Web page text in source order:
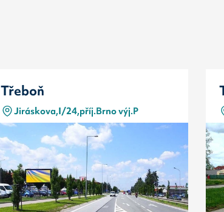
Třeboň
Jiráskova,I/24,příj.Brno výj.P